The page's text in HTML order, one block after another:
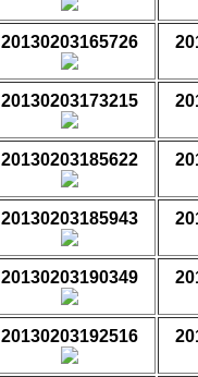
20130203165726
20130203173215
20130203185622
20130203185943
20130203190349
20130203192516